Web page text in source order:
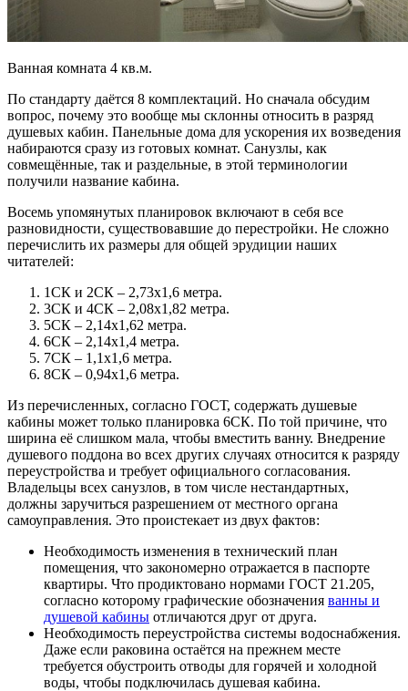
Ванная комната 4 кв.м.
По стандарту даётся 8 комплектаций. Но сначала обсудим
вопрос, почему это вообще мы склонны относить в разряд
душевых кабин. Панельные дома для ускорения их возведения
набираются сразу из готовых комнат. Санузлы, как
совмещённые, так и раздельные, в этой терминологии
получили название кабина.
Восемь упомянутых планировок включают в себя все
разновидности, существовавшие до перестройки. Не сложно
перечислить их размеры для общей эрудиции наших
читателей:
1СК и 2СК – 2,73х1,6 метра.
3СК и 4СК – 2,08х1,82 метра.
5СК – 2,14х1,62 метра.
6СК – 2,14х1,4 метра.
7СК – 1,1х1,6 метра.
8СК – 0,94х1,6 метра.
Из перечисленных, согласно ГОСТ, содержать душевые
кабины может только планировка 6СК. По той причине, что
ширина её слишком мала, чтобы вместить ванну. Внедрение
душевого поддона во всех других случаях относится к разряду
переустройства и требует официального согласования.
Владельцы всех санузлов, в том числе нестандартных,
должны заручиться разрешением от местного органа
самоуправления. Это проистекает из двух фактов:
Необходимость изменения в технический план
помещения, что закономерно отражается в паспорте
квартиры. Что продиктовано нормами ГОСТ 21.205,
согласно которому графические обозначения ванны и
душевой кабины отличаются друг от друга.
Необходимость переустройства системы водоснабжения.
Даже если раковина остаётся на прежнем месте
требуется обустроить отводы для горячей и холодной
воды, чтобы подключилась душевая кабина.